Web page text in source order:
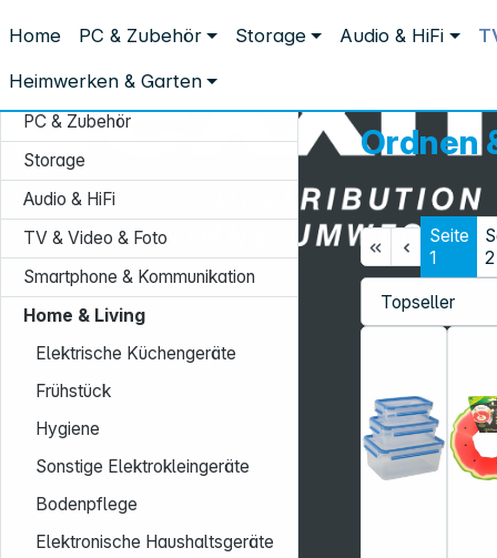
Home PC & Zubehör Storage Audio & HiFi
Heimwerken & Garten
Home & Living Ordnen & Aufbewahren
PC & Zubehör
Storage
Audio & HiFi
TV & Video & Foto
Smartphone & Kommunikation
Home & Living
Elektrische Küchengeräte
Frühstück
Hygiene
Sonstige Elektrokleingeräte
Bodenpflege
Elektronische Haushaltsgeräte
Ordnen
Seite
1
2
Service-Hotline:
+49 931 9708–496
Mo. - Fr.: 08:00 - 17:00 Uhr